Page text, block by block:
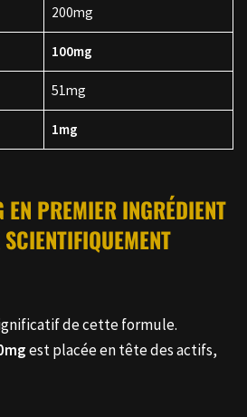
200mg
100mg
51mg
1mg
EN PREMIER INGRÉDIENT
de cette formule.
est placée en tête des actifs,